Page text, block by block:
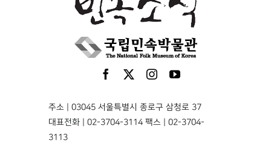
주소 | 03045 서울특별시 종로구 삼청로 37
대표전화 | 02-3704-3114 팩스 | 02-3704-
3113